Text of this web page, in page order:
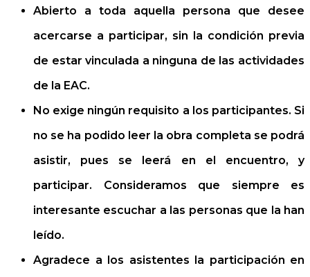
Abierto a toda aquella persona que desee
acercarse a participar, sin la condición previa
de estar vinculada a ninguna de las actividades
de la EAC.
No exige ningún requisito a los participantes. Si
no se ha podido leer la obra completa se podrá
asistir, pues se leerá en el encuentro, y
participar. Consideramos que siempre es
interesante escuchar a las personas que la han
leído.
Agradece a los asistentes la participación en